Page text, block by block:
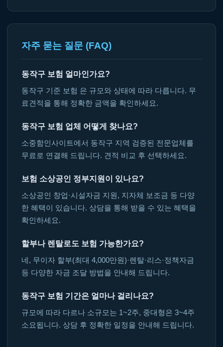
자주 묻는 질문 (FAQ)
동작구 보험 얼마인가요?
동작구 기준 보험 은 규모와 상태에 따라 다릅니다. 무
료견적을 통해 정확한 금액을 확인하세요.
동작구 보험 업체 어떻게 찾나요?
소중함인사이트에서 동작구 지역 검증된 전문업체를
무료로 연결해 드립니다. 견적 비교 후 선택하세요.
보험 소상공인 정부지원이 있나요?
소상공인 창업·시설자금 지원, 지자체 보조금 등 다양
한 혜택이 있습니다. 상담을 통해 받을 수 있는 혜택을
확인하세요.
할부나 렌탈로도 보험 가능한가요?
네, 무이자 할부(최대 4,000만원)·렌탈·리스·정책자금
등 다양한 자금 조달 방법을 안내해 드립니다.
동작구 보험 기간은 얼마나 걸리나요?
규모에 따라 다르나 소규모는 1~2주, 중대형은 3~4주
소요됩니다. 상담 후 정확한 일정을 안내해 드립니다.